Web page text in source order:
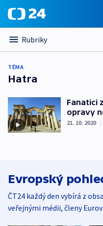
Rubriky
TÉMA
Hatra
Fanatici
opravy
21. 10. 2020 |
Evropský
ČT24 každý den vybírá z
veřejnými médii, členy